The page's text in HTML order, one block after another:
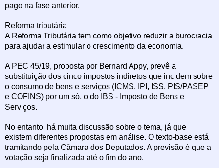
pago na fase anterior.
Reforma tributária
A Reforma Tributária tem como objetivo reduzir a burocracia
para ajudar a estimular o crescimento da economia.
A PEC 45/19, proposta por Bernard Appy, prevê a
substituição dos cinco impostos indiretos que incidem sobre
o consumo de bens e serviços (ICMS, IPI, ISS, PIS/PASEP
e COFINS) por um só, o do IBS - Imposto de Bens e
Serviços.
No entanto, há muita discussão sobre o tema, já que
existem diferentes propostas em análise. O texto-base está
tramitando pela Câmara dos Deputados. A previsão é que a
votação seja finalizada até o fim do ano.